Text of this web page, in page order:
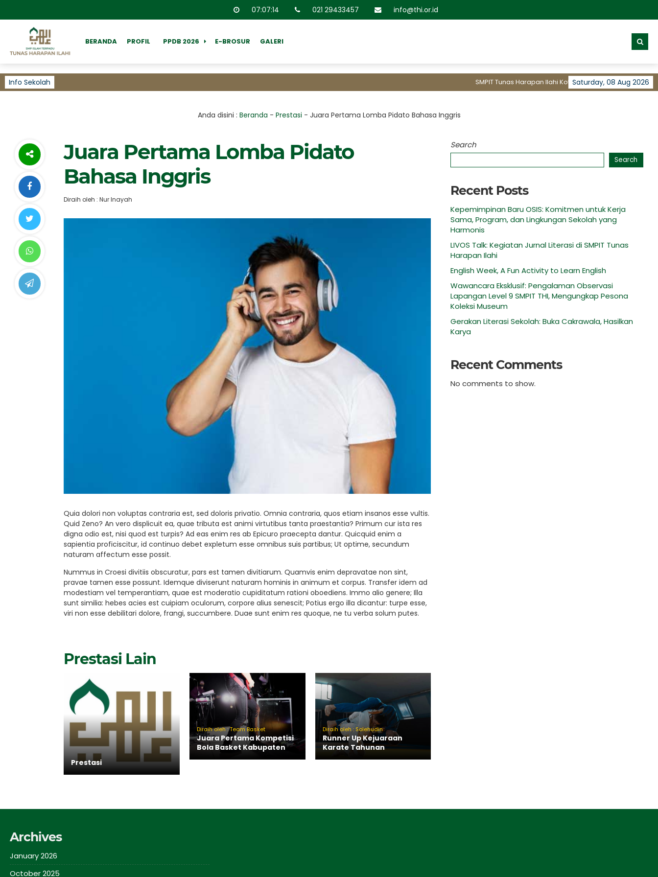
07:07:14 021 29433457 info@thi.or.id
BERANDA PROFIL PPDB 2026 E-BROSUR GALERI
Info Sekolah Saturday, 08 Aug 2026
SMPIT Tunas Harapan Ilahi Kota Tangerang membuka
Anda disini : Beranda - Prestasi - Juara Pertama Lomba Pidato Bahasa Inggris
Juara Pertama Lomba Pidato
Bahasa Inggris
Diraih oleh : Nur Inayah
Quia dolori non voluptas contraria est, sed doloris privatio. Omnia contraria, quos etiam insanos esse vultis.
Quid Zeno? An vero displicuit ea, quae tributa est animi virtutibus tanta praestantia? Primum cur ista res
digna odio est, nisi quod est turpis? Ad eas enim res ab Epicuro praecepta dantur. Quicquid enim a
sapientia proficiscitur, id continuo debet expletum esse omnibus suis partibus; Ut optime, secundum
naturam affectum esse possit.
Nummus in Croesi divitiis obscuratur, pars est tamen divitiarum. Quamvis enim depravatae non sint,
pravae tamen esse possunt. Idemque diviserunt naturam hominis in animum et corpus. Transfer idem ad
modestiam vel temperantiam, quae est moderatio cupiditatum rationi oboediens. Immo alio genere; Illa
sunt similia: hebes acies est cuipiam oculorum, corpore alius senescit; Potius ergo illa dicantur: turpe esse,
viri non esse debilitari dolore, frangi, succumbere. Duae sunt enim res quoque, ne tu verba solum putes.
Prestasi Lain
Prestasi
Diraih oleh : Team Basket
Juara Pertama Kompetisi
Bola Basket Kabupaten
Diraih oleh : Solehudin
Runner Up Kejuaraan
Karate Tahunan
Search
Search
Recent Posts
Kepemimpinan Baru OSIS: Komitmen untuk Kerja
Sama, Program, dan Lingkungan Sekolah yang
Harmonis
LIVOS Talk: Kegiatan Jurnal Literasi di SMPIT Tunas
Harapan Ilahi
English Week, A Fun Activity to Learn English
Wawancara Eksklusif: Pengalaman Observasi
Lapangan Level 9 SMPIT THI, Mengungkap Pesona
Koleksi Museum
Gerakan Literasi Sekolah: Buka Cakrawala, Hasilkan
Karya
Recent Comments
No comments to show.
Archives
January 2026
October 2025